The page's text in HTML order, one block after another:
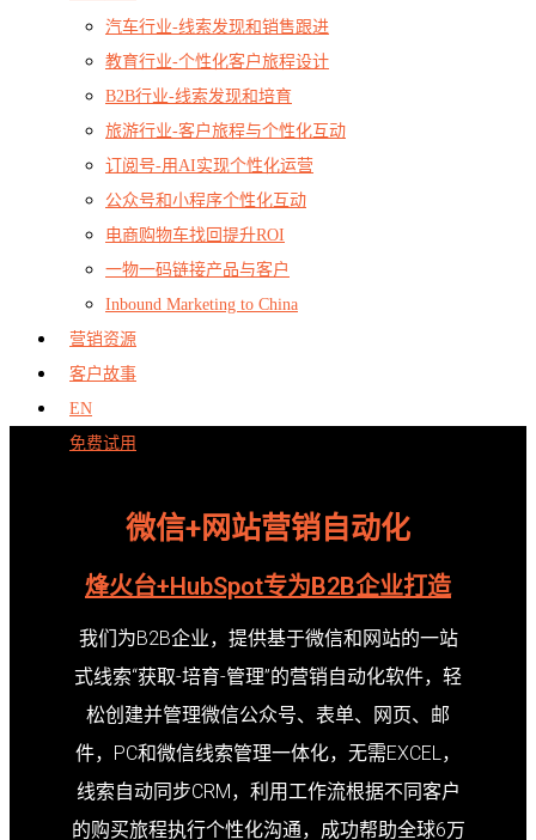
汽车行业-线索发现和销售跟进
教育行业-个性化客户旅程设计
B2B行业-线索发现和培育
旅游行业-客户旅程与个性化互动
订阅号-用AI实现个性化运营
公众号和小程序个性化互动
电商购物车找回提升ROI
一物一码链接产品与客户
Inbound Marketing to China
营销资源
客户故事
EN
免费试用
微信+网站营销自动化
烽火台+HubSpot专为B2B企业打造
我们为B2B企业，提供基于微信和网站的一站
式线索“获取-培育-管理”的营销自动化软件，轻
松创建并管理微信公众号、表单、网页、邮
件，PC和微信线索管理一体化，无需EXCEL，
线索自动同步CRM，利用工作流根据不同客户
的购买旅程执行个性化沟通，成功帮助全球6万